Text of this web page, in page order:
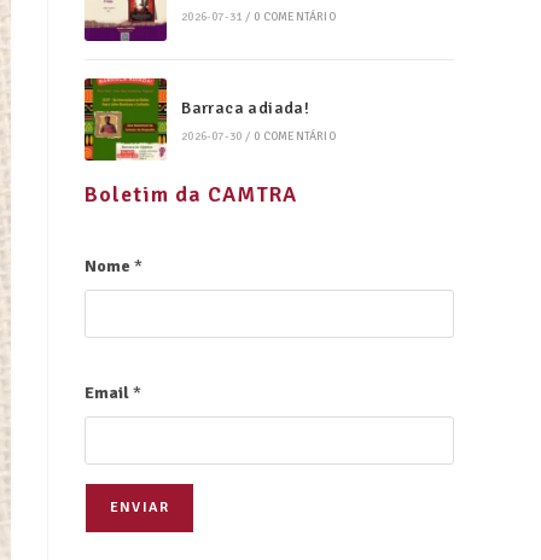
2026-07-31 / 0 COMENTÁRIO
Barraca adiada!
2026-07-30 / 0 COMENTÁRIO
Boletim da CAMTRA
Nome *
Email*
ENVIAR